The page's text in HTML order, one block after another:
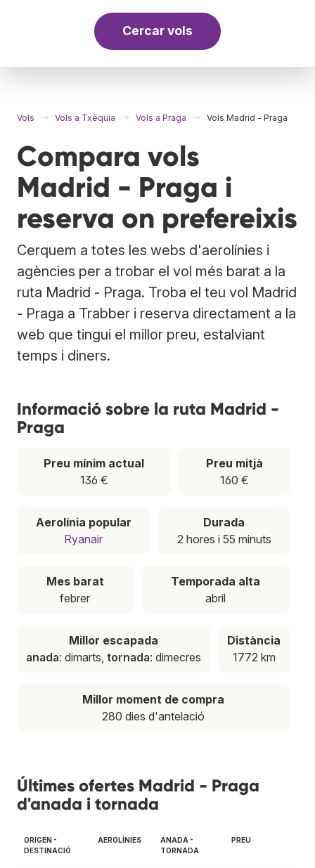
Cercar vols
Vols Vols a Txèquia Vols a Praga Vols Madrid - Praga
Compara vols
Madrid - Praga i
reserva on prefereixis
Cerquem a totes les webs d'aerolínies i
agències per a trobar el vol més barat a la
ruta Madrid - Praga. Troba el teu vol Madrid
- Praga a Trabber i reserva directament a la
web que tingui el millor preu, estalviant
temps i diners.
Informació sobre la ruta Madrid -
Praga
Preu mínim actual
136 €
Preu mitjà
160 €
Aerolínia popular
Ryanair
Durada
2 hores i 55 minuts
Mes barat
febrer
Temporada alta
abril
Millor escapada
anada: dimarts, tornada: dimecres
Distància
1772 km
Millor moment de compra
280 dies d'antelació
Últimes ofertes Madrid - Praga
d'anada i tornada
ORIGEN -
DESTINACIÓ
AEROLÍNIES
ANADA -
TORNADA
PREU